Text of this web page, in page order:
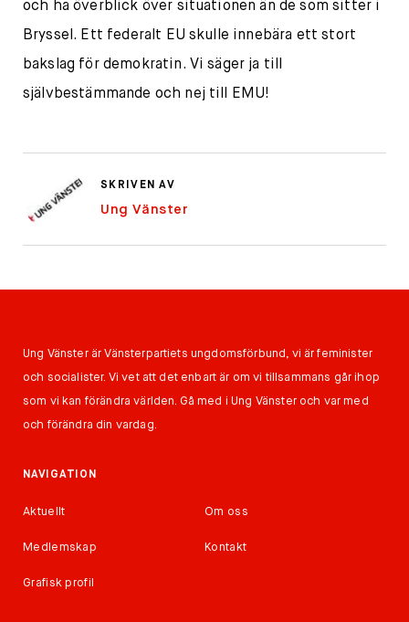
och ha överblick över situationen än de som sitter i
Bryssel. Ett federalt EU skulle innebära ett stort
bakslag för demokratin. Vi säger ja till
självbestämmande och nej till EMU!
SKRIVEN AV
Ung Vänster
Ung Vänster är Vänsterpartiets ungdomsförbund, vi är feminister
och socialister. Vi vet att det enbart är om vi tillsammans går ihop
som vi kan förändra världen. Gå med i Ung Vänster och var med
och förändra din vardag.
NAVIGATION
Aktuellt Om oss
Medlemskap Kontakt
Grafisk profil